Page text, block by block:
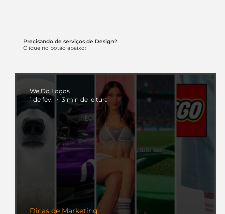
Precisando de serviços de Design?
Clique no botão abaixo:
Dicas de Marketing
We Do Logos
1 de fev.
3 min de leitura